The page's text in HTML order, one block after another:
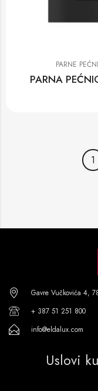
PARNE
PARNA
1
Gavre Vučkovića 4,
+ 387 51 251 800
info@eldalux.com
Uslovi